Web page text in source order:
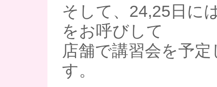
そして、24,25日に
をお呼びして
店舗で講習会を予
す。